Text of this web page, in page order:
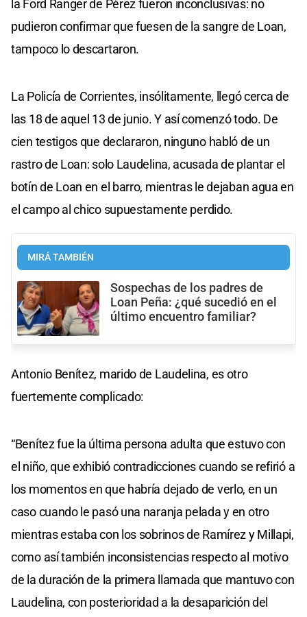
la Ford Ranger de Pérez fueron inconclusivas: no
pudieron confirmar que fuesen de la sangre de Loan,
tampoco lo descartaron.
La Policía de Corrientes, insólitamente, llegó cerca de
las 18 de aquel 13 de junio. Y así comenzó todo. De
cien testigos que declararon, ninguno habló de un
rastro de Loan: solo Laudelina, acusada de plantar el
botín de Loan en el barro, mientras le dejaban agua en
el campo al chico supuestamente perdido.
MIRÁ TAMBIÉN
Sospechas de los padres de
Loan Peña: ¿qué sucedió en el
último encuentro familiar?
Antonio Benítez, marido de Laudelina, es otro
fuertemente complicado:
“Benítez fue la última persona adulta que estuvo con
el niño, que exhibió contradicciones cuando se refirió a
los momentos en que habría dejado de verlo, en un
caso cuando le pasó una naranja pelada y en otro
mientras estaba con los sobrinos de Ramírez y Millapi,
como así también inconsistencias respecto al motivo
de la duración de la primera llamada que mantuvo con
Laudelina, con posterioridad a la desaparición del